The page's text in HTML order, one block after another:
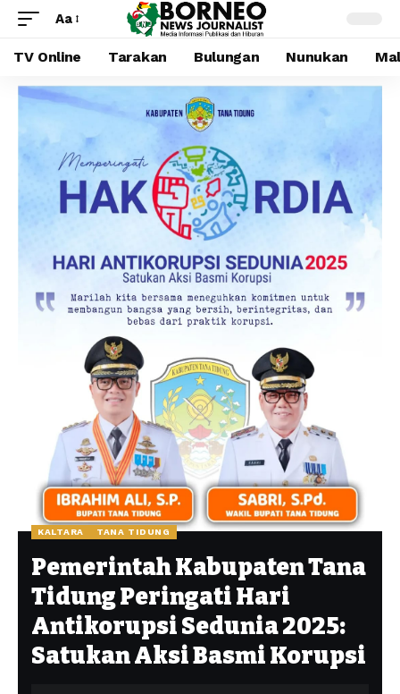
Aa
TV Online Tarakan Bulungan Nunukan
KALTARA TANA TIDUNG
Pemerintah Kabupaten Tana
Tidung Peringati Hari
Antikorupsi Sedunia 2025:
Satukan Aksi Basmi Korupsi